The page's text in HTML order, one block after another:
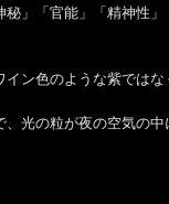
」「官能」「精神性
イン色のような紫では
、光の粒が夜の空気の